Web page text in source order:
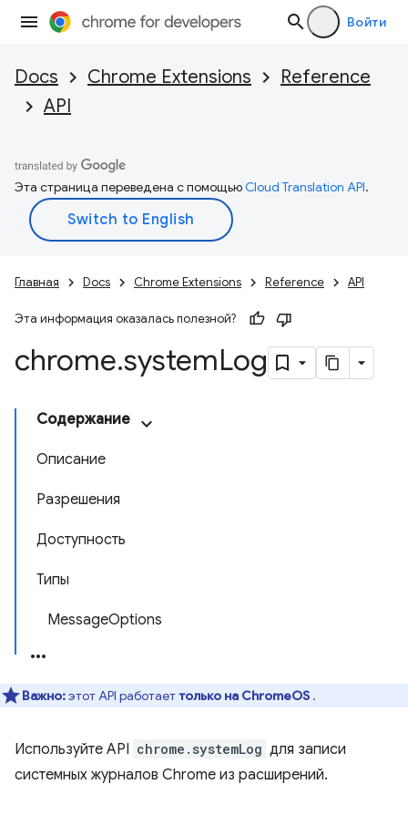
Войти
Docs Chrome Extensions
Reference
API
Эта страница переведена с помощьюCloud Translation API.
Главная Docs Chrome Extensions Reference API
Эта информация оказалась полезной?
chrome.systemLog
Содержание
Описание
Разрешения
Доступность
Типы
MessageOptions
Важно:этот API работаеттолько на ChromeOS .
Используйте API chrome.systemLog для записи
системных журналов Chrome из расширений.